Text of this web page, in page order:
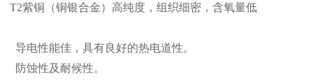
T2紫铜（铜银合金）高纯度，组织细密，含氧量低
导电性能佳，具有良好的热电道性。
防蚀性及耐候性。